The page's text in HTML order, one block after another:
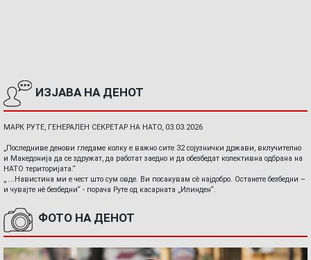
ИЗЈАВА НА ДЕНОТ
МАРК РУТЕ, ГЕНЕРАЛЕН СЕКРЕТАР НА НАТО, 03.03.2026
„Последниве денови гледаме колку е важно сите 32 сојузнички држави, вклучително
и Македонија да се здружат, да работат заедно и да обезбедат колективна одбрана на
НАТО територијата.“
„ ...Навистина ми е чест што сум овде. Ви посакувам сè најдобро. Останете безбедни –
и чувајте нè безбедни“ - порача Руте од касарната „Илинден“.
ФОТО НА ДЕНОТ